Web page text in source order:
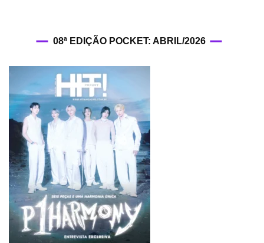
08ª EDIÇÃO POCKET: ABRIL/2026